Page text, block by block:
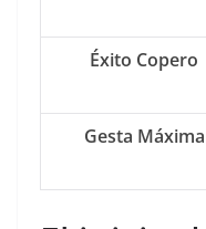
Éxito Copero
Gesta Máxima